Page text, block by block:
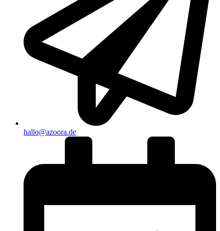
hallo@azoora.de